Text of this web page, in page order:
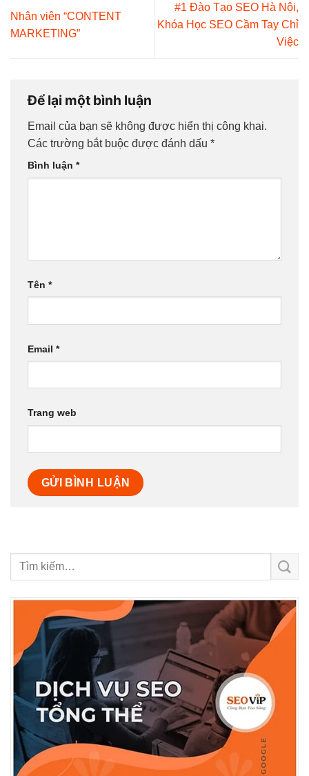
Nhân viên “CONTENT
MARKETING”
#1 Đào Tạo SEO Hà Nội,
Khóa Học SEO Cầm Tay Chỉ
Việc
Để lại một bình luận
Email của bạn sẽ không được hiển thị công khai.
Các trường bắt buộc được đánh dấu *
Bình luận *
Tên *
Email *
Trang web